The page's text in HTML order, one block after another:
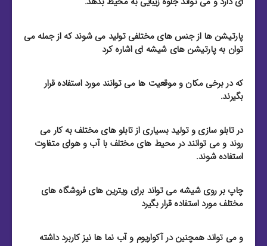
پارتیشن ها از جنس های مختلفی تولید می شوند که از جمله می
توان به پارتیشن های شیشه ای اشاره کرد
که در برخی مکان و موقعیت ها می توانند مورد استفاده قرار
بگیرند.
در تابلو سازی و تولید بسیاری از تابلو های مختلف به کار می
روند و می توانند در محیط های مختلف با آب و هوای متفاوت
استفاده شوند.
چاپ بر روی شیشه می تواند برای ویترین های فروشگاه های
مختلف مورد استفاده قرار بگیرد
و می تواند همچنین در آکواریوم و آب نما ها نیز کاربرد داشته